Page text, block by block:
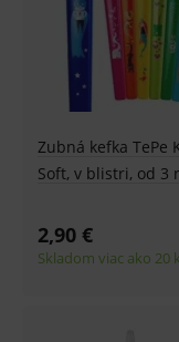
Zubná kefka TePe
Soft, v blistri, od 3
2,90 €
Skladom viac ako 20